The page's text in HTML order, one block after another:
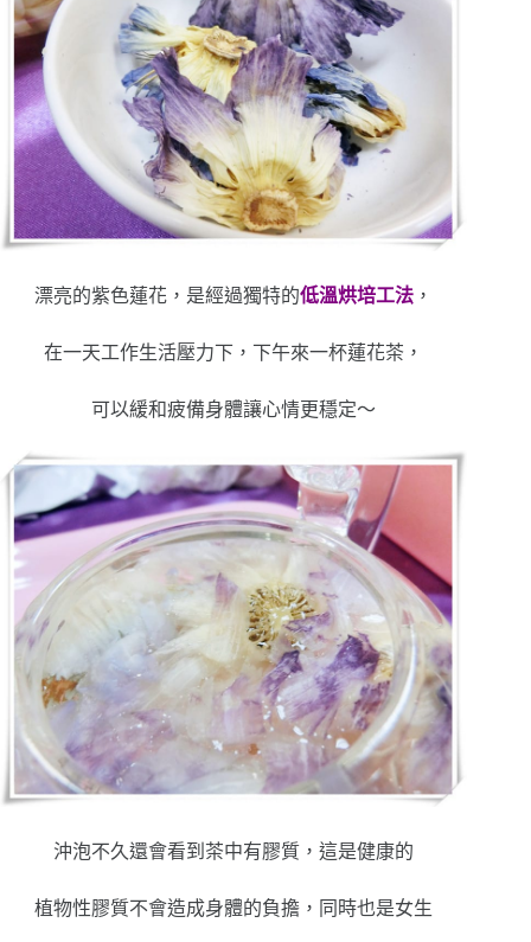
漂亮的紫色蓮花，是經過獨特的低溫烘培工法 ，
在一天工作生活壓力下，下午來一杯蓮花茶，
可以緩和疲備身體讓心情更穩定～
沖泡不久還會看到茶中有膠質，這是健康的
植物性膠質不會造成身體的負擔，同時也是女生